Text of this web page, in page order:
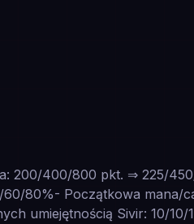
200/400/800 pkt. ⇒ 225/
80%- Początkowa mana/
umiejętnością Sivir: 10/10/